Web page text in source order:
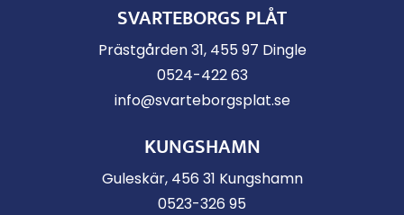
SVARTEBORGS PLÅT
Prästgården 31, 455 97 Dingle
0524-422 63
info@svarteborgsplat.se
KUNGSHAMN
Guleskär, 456 31 Kungshamn
0523-326 95